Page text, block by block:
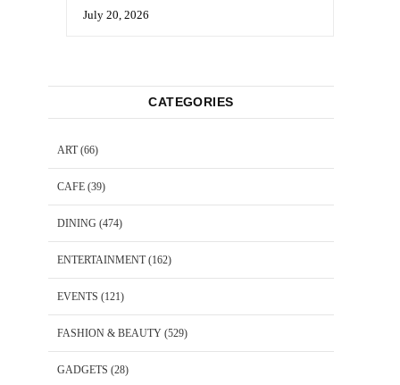
July 20, 2026
CATEGORIES
ART(66)
CAFE (39)
DINING (474)
ENTERTAINMENT(162)
EVENTS (121)
FASHION & BEAUTY (529)
GADGETS (28)